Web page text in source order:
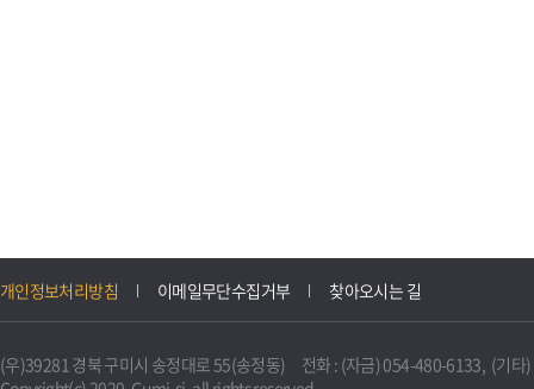
니다.
불필요하게 되었을 때에는
개인정보처리방침 이메일무단수집거부 찾아오시는 길
(우)39281 경북 구미시 송정대로 55(송정동) 전화 : (자금) 054-480-6133, (기타